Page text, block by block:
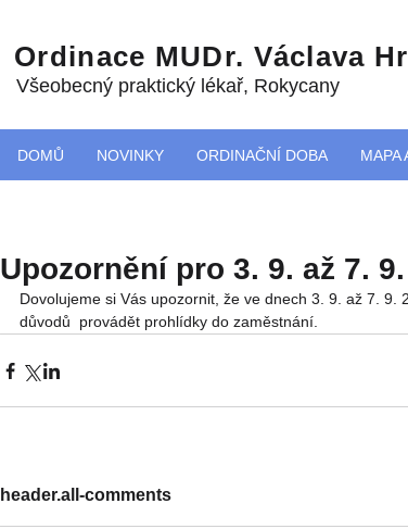
Ordinace MUDr. Václava
Všeobecný praktický lékař, Rokycany
DOMŮ NOVINKY ORDINAČNÍ DOBA MAPA
Upozornění pro 3. 9. až 7.
Dovolujeme si Vás upozornit, že ve dnech 3. 9. až 7. 9.
důvodů  provádět prohlídky do zaměstnání.
header.all-comments